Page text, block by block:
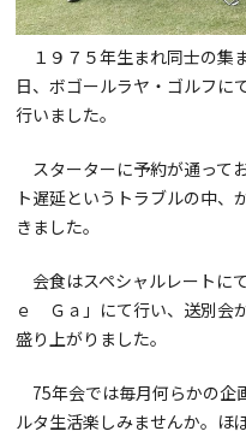
１９７５年生まれ同士の集
日、ボゴールラヤ・ゴルフに
行いました。
スターターに予約が通って
ト遅延というトラブルの中、
きました。
会食はスペシャルレートに
ｅ Ｇａ」にて行い、送別会
盛り上がりました。
75年会では毎月何らかの企
ルタ生活楽しみませんか。ほ